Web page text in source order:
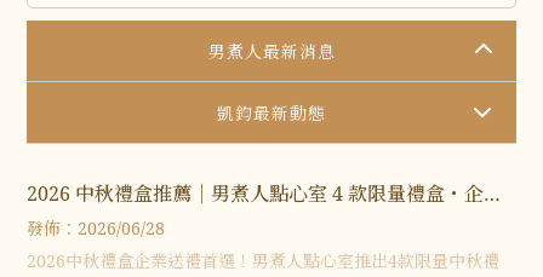
男煮人最新消息
凱鈞最新動態
2026 中秋禮盒推薦｜男煮人點心室 4 款限量禮盒・企業
送禮大宗超早鳥優惠開跑
發佈：2026/06/28
2026中秋禮盒企業送禮首選！男煮人點心室推出4款限量中秋禮